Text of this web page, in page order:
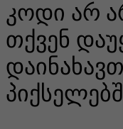
კოდი არ
თქვენ